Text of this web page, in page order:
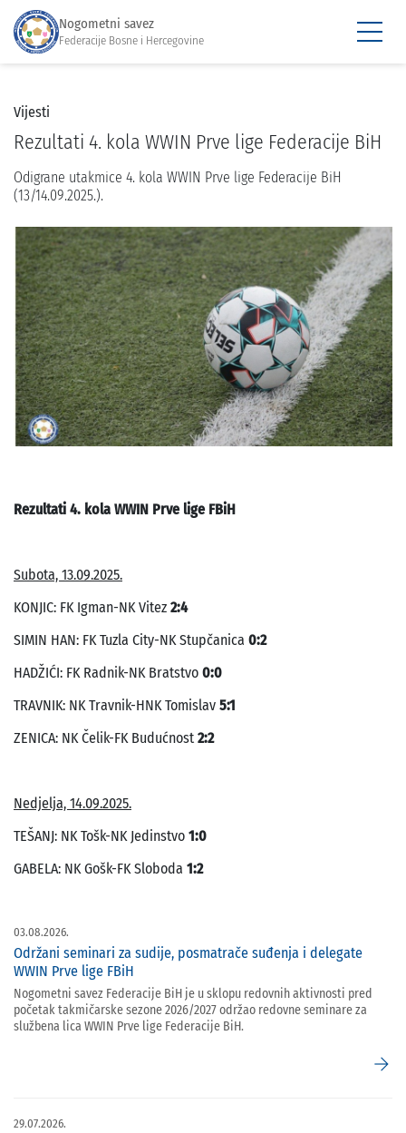
Nogometni savez
Federacije Bosne i Hercegovine
Vijesti
Rezultati 4. kola WWIN Prve lige Federacije BiH
Odigrane utakmice 4. kola WWIN Prve lige Federacije BiH
(13/14.09.2025.).
Rezultati 4. kola WWIN Prve lige FBiH
Subota, 13.09.2025.
KONJIC: FK Igman-NK Vitez 2:4
SIMIN HAN: FK Tuzla City-NK Stupčanica 0:2
HADŽIĆI: FK Radnik-NK Bratstvo 0:0
TRAVNIK: NK Travnik-HNK Tomislav 5:1
ZENICA: NK Čelik-FK Budućnost 2:2
Nedjelja, 14.09.2025.
TEŠANJ: NK Tošk-NK Jedinstvo 1:0
GABELA: NK Gošk-FK Sloboda 1:2
03.08.2026.
Održani seminari za sudije, posmatrače suđenja i delegate
WWIN Prve lige FBiH
Nogometni savez Federacije BiH je u sklopu redovnih aktivnosti pred
početak takmičarske sezone 2026/2027 održao redovne seminare za
službena lica WWIN Prve lige Federacije BiH.
arrow_forward
29.07.2026.